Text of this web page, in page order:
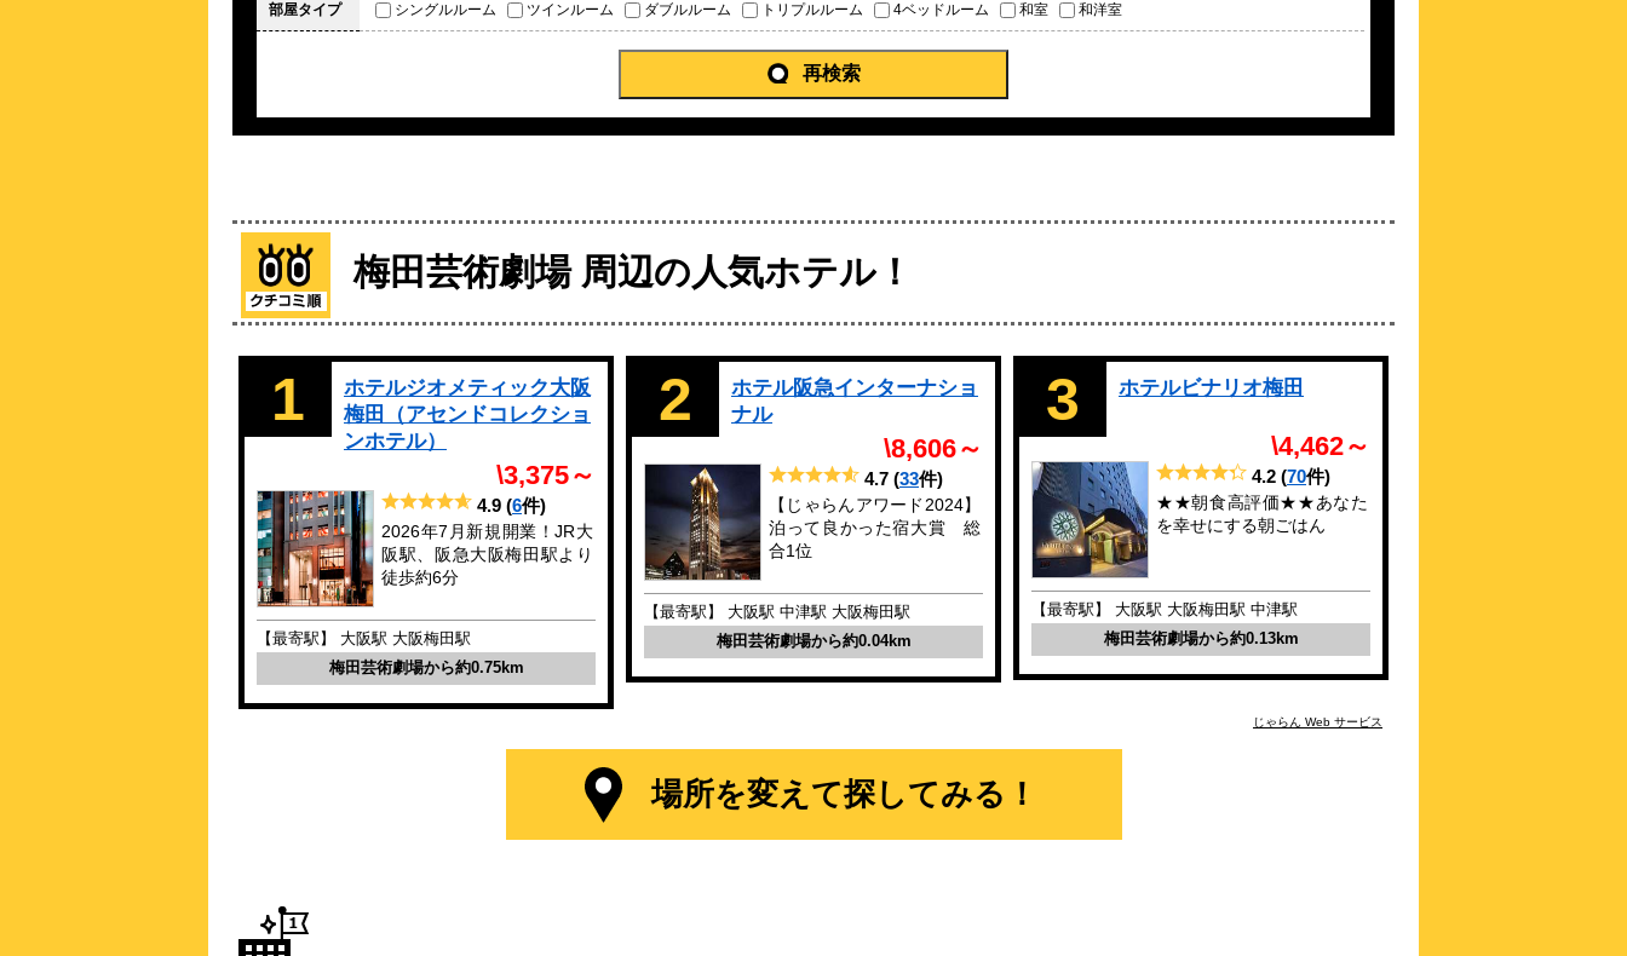
フォーポイント フレッ
【24年11月全館改装】JR大阪駅・阪急大
クインテッサホテル大阪
クチコミ4.3点 ( 24 件)
約 0.21 km
3.9点 (84件)
阪急「大阪梅田駅」徒歩約3分！女性専用
フロアあり♪
東横ＩＮＮ梅田中津１
\5,513～
クチコミ4.0点 (40
梅田芸術劇場まで徒歩5分！朝食・小学生
部屋タイプ シングルルーム ツインルーム ダブルルーム トリプルルーム 4ベッドルーム 和室 和洋室
再検索
梅田芸術劇場 周辺の人気ホテル！
1
ホテルジオメティック大阪
梅田（アセンドコレクショ
ンホテル）
\3,375～
4.9 (6件)
2026年7月新規開業！JR大
阪駅、阪急大阪梅田駅より
徒歩約6分
【最寄駅】 大阪駅 大阪梅田駅
梅田芸術劇場から約0.75km
2
ホテル阪急インターナショ
ナル
\8,606～
4.7 (33件)
【じゃらんアワード2024】
泊って良かった宿大賞 総
合1位
【最寄駅】 大阪駅 中津駅 大阪梅田駅
梅田芸術劇場から約0.04km
3 ホテルビナリオ梅田
\4,462～
4.2 (70件)
★★朝食高評価★★あなた
を幸せにする朝ごはん
【最寄駅】 大阪駅 大阪梅田駅 中津駅
梅田芸術劇場から約0.13km
じゃらん Web サービス
場所を変えて探してみる！